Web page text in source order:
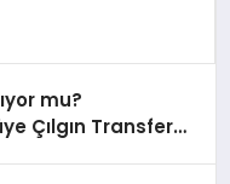
mu?
Çılgın Transfer